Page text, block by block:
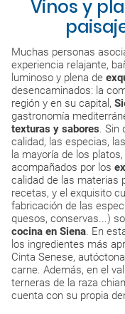
Vinos y
Muchas personas
experiencia relajante,
luminoso y plena de
desencaminados: la
región y en su capital,
gastronomía
texturas y sabores. Sin
calidad, las especias,
la mayoría de los
acompañados por los
calidad de las materias
recetas, y el exquisito
fabricación de las
quesos, conservas...)
cocina en Siena. En
los ingredientes más
Cinta Senese,
carne. Además, en el
terneras de la raza
cuenta con su propia